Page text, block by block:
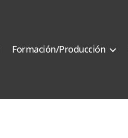
Formación/Producción